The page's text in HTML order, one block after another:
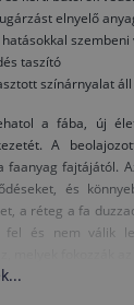
elnyelő
taszító
színárnyalat
a fába, új
A
faanyag fajtájától.
és
a réteg a fa
fel és nem válik